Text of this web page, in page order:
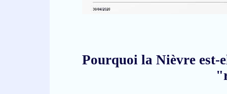
Pourquoi la Nièvre est-